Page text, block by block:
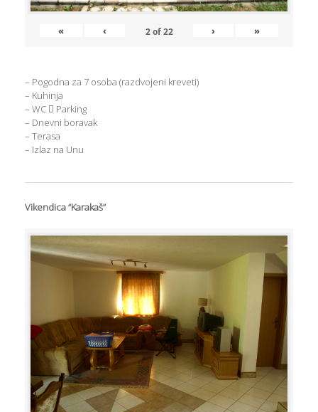
« ‹ 2of22 › »
– Pogodna za 7 osoba (razdvojeni kreveti)
– Kuhinja
– WC  Parking
– Dnevni boravak
– Terasa
– Izlaz na Unu
Vikendica “Karakaš”